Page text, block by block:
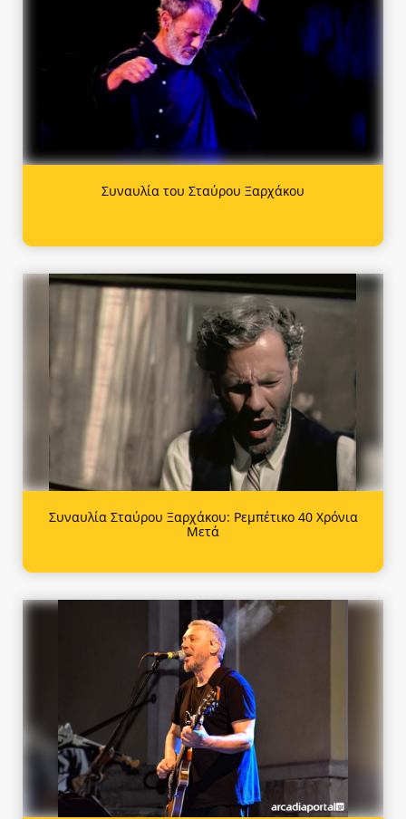
Συναυλία του Σταύρου Ξαρχάκου
Συναυλία Σταύρου Ξαρχάκου: Ρεμπέτικο 40 Χρόνια
Μετά